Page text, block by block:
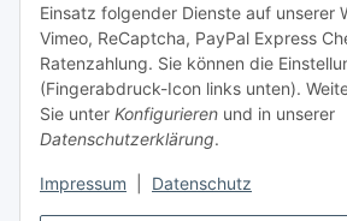
Einsatz folgender Dienste auf unserer
Vimeo, ReCaptcha, PayPal Express
Ratenzahlung. Sie können die
(Fingerabdruck-Icon links unten).
Sie unter Konfigurieren und in unserer
Datenschutzerklärung.
Impressum Datenschutz
Gesetzliche Informationen
Vertrag widerrufen